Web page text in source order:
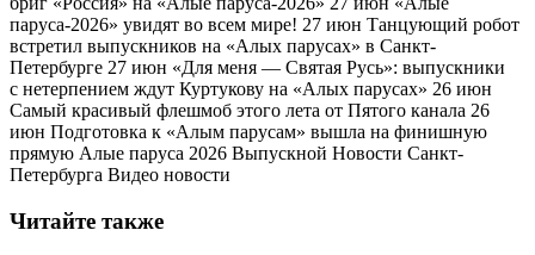
паруса-2026» увидят во всем мире! 27 июн Танцующий робот
встретил выпускников на «Алых парусах» в Санкт-
Петербурге 27 июн «Для меня — Святая Русь»: выпускники
с нетерпением ждут Куртукову на «Алых парусах» 26 июн
Самый красивый флешмоб этого лета от Пятого канала 26
июн Подготовка к «Алым парусам» вышла на финишную
прямую Алые паруса 2026 Выпускной Новости Санкт-
Петербурга Видео новости
Читайте также